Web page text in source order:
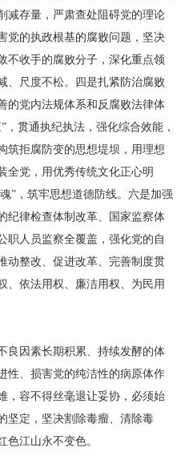
减存量，严肃查处阻碍党的理论
党的执政根基的腐败问题，坚决
不收手的腐败分子，深化重点领
、尺度不松。四是扎紧防治腐败
的党内法规体系和反腐败法律体
贯通执纪执法，强化综合效能，
筑拒腐防变的思想堤坝，用理想
全党，用优秀传统文化正心明
”，筑牢思想道德防线。六是加强
纪律检查体制改革、国家监察体
职人员监察全覆盖，强化党的自
动整改、促进改革、完善制度贯
、依法用权、廉洁用权、为民用
因素长期积累、持续发酵的体
性、损害党的纯洁性的病原体作
，容不得丝毫退让妥协，必须始
坚定，坚决割除毒瘤、清除毒
江山永不变色。